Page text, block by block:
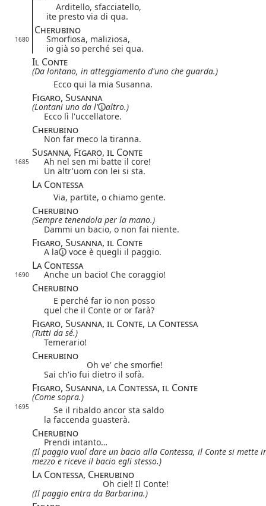
Arditello, sfacciatello,
ite presto via di qua.
Cherubino
1680
Smorfiosa, maliziosa,
io già so perché sei qua.
Il Conte
(Da lontano, in atteggiamento d'uno che guarda.)
Ecco qui la mia Susanna.
Figaro, Susanna
(Lontani uno da l'
altro.)
Ecco lì l'uccellatore.
Cherubino
Non far meco la tiranna.
Susanna, Figaro, il Conte
1685
Ah nel sen mi batte il core!
Un altr'uom con lei si sta.
La Contessa
Via, partite, o chiamo gente.
Cherubino
(Sempre tenendola per la mano.)
Dammi un bacio, o non fai niente.
Figaro, Susanna, il Conte
A la voce è quegli il paggio.
La Contessa
1690 Anche un bacio! Che coraggio!
Cherubino
E perché far io non posso
quel che il Conte or or farà?
Figaro, Susanna, il Conte, la Contessa
(Tutti da sé.)
Temerario!
Cherubino
Oh ve' che smorfie!
Sai ch'io fui dietro il sofà.
Figaro, Susanna, la Contessa, il Conte
(Come sopra.)
1695
Se il ribaldo ancor sta saldo
la faccenda guasterà.
Cherubino
Prendi intanto…
(Il paggio vuol dare un bacio alla Contessa, il Conte si mette
mezzo e riceve il bacio egli stesso.)
La Contessa, Cherubino
Oh ciel! Il Conte!
(Il paggio entra da Barbarina.)